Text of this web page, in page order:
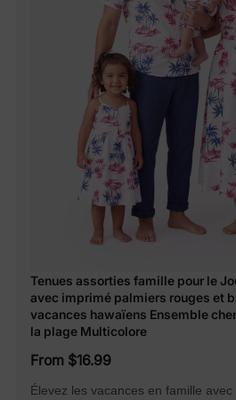
Tenues assorties famille pour le
avec imprimé palmiers rouges et
vacances hawaïens Ensemble
la plage Multicolore
From $16.99
Élevez les vacances en famille